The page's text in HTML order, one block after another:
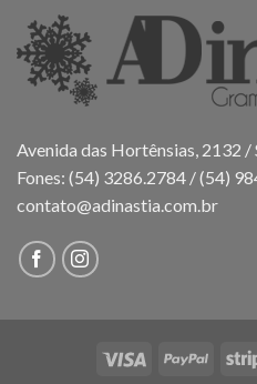
Avenida das Hortênsias, 2132
Fones: (54) 3286.2784 / (54)
contato@adinastia.com.br